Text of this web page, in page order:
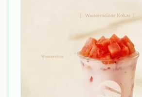
🍹 SOMMER-SPECIAL